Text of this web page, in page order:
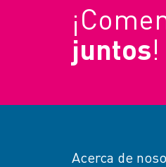
juntos!
Acerca de